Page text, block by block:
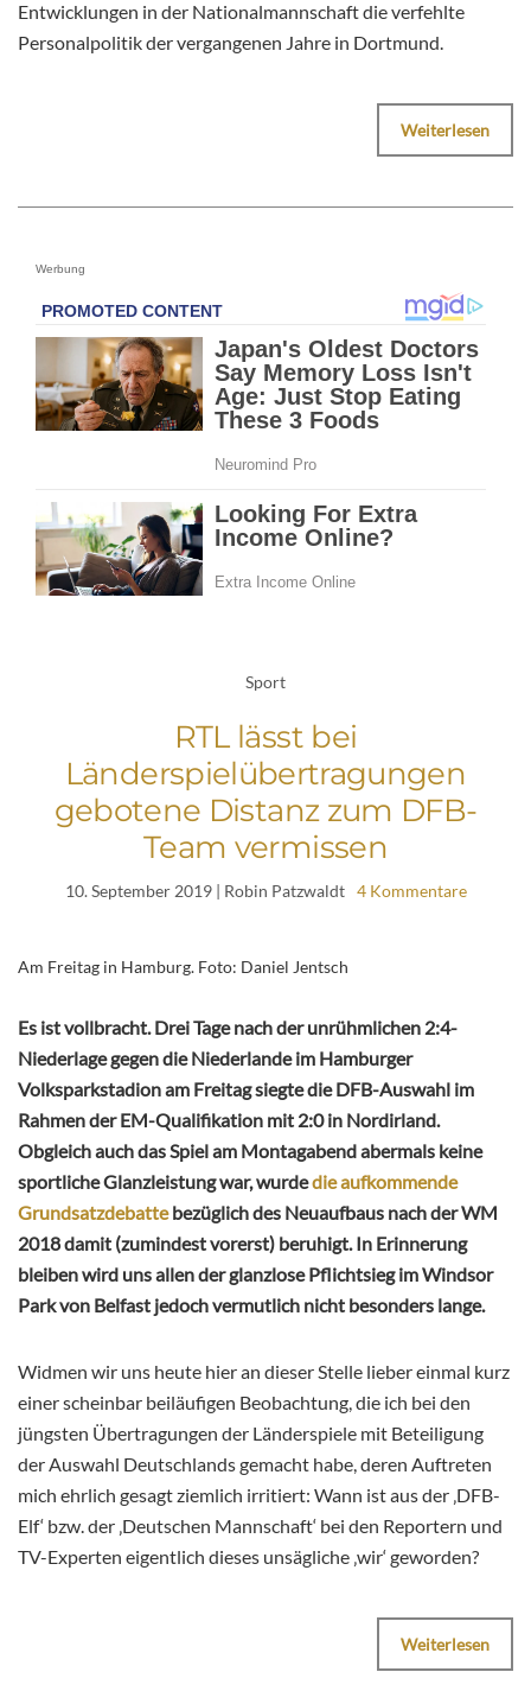
Entwicklungen in der Nationalmannschaft die verfehlte
Personalpolitik der vergangenen Jahre in Dortmund.
Weiterlesen
Werbung
Sport
RTL lässt bei
Länderspielübertragungen
gebotene Distanz zum DFB-
Team vermissen
10. September 2019| Robin Patzwaldt 4 Kommentare
Am Freitag in Hamburg. Foto: Daniel Jentsch
Es ist vollbracht. Drei Tage nach der unrühmlichen 2:4-
Niederlage gegen die Niederlande im Hamburger
Volksparkstadion am Freitag siegte die DFB-Auswahl im
Rahmen der EM-Qualifikation mit 2:0 in Nordirland.
Obgleich auch das Spiel am Montagabend abermals keine
sportliche Glanzleistung war, wurdedie aufkommende
Grundsatzdebattebezüglich des Neuaufbaus nach der WM
2018 damit (zumindest vorerst) beruhigt. In Erinnerung
bleiben wird uns allen der glanzlose Pflichtsieg im Windsor
Park von Belfast jedoch vermutlich nicht besonders lange.
Widmen wir uns heute hier an dieser Stelle lieber einmal kurz
einer scheinbar beiläufigen Beobachtung, die ich bei den
jüngsten Übertragungen der Länderspiele mit Beteiligung
der Auswahl Deutschlands gemacht habe, deren Auftreten
mich ehrlich gesagt ziemlich irritiert: Wann ist aus der ‚DFB-
Elf‘ bzw. der ‚Deutschen Mannschaft‘ bei den Reportern und
TV-Experten eigentlich dieses unsägliche ‚wir‘ geworden?
Weiterlesen